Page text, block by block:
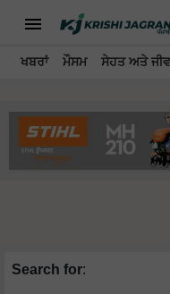
ਖਬਰਾਂ ਮੌਸਮ ਸੇਹਤ ਅਤੇ
Search for: